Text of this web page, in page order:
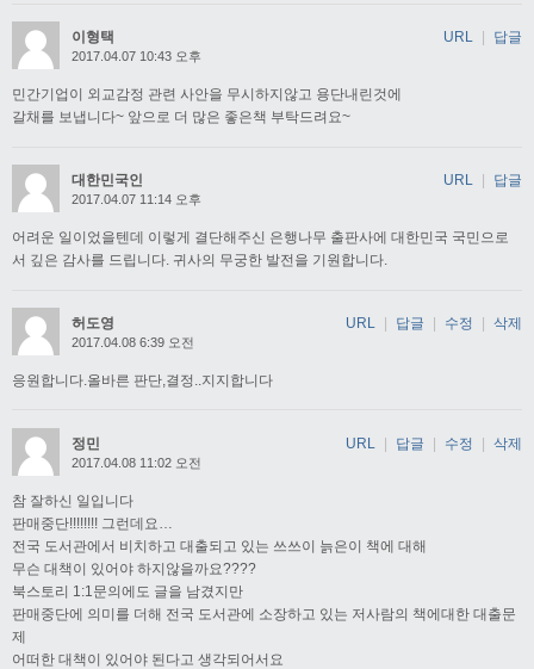
이형택
2017.04.07 10:43 오후
민간기업이 외교감정 관련 사안을 무시하지않고 용단내린것에
갈채를 보냅니다~ 앞으로 더 많은 좋은책 부탁드려요~
URL 답글
대한민국인
2017.04.07 11:14 오후
어려운 일이었을텐데 이렇게 결단해주신 은행나무 출판사에 대한민국 국민으로
서 깊은 감사를 드립니다. 귀사의 무궁한 발전을 기원합니다.
URL 답글
허도영
2017.04.08 6:39 오전
응원합니다.올바른 판단,결정..지지합니다
URL 답글 수정 삭제
정민
2017.04.08 11:02 오전
참 잘하신 일입니다
판매중단!!!!!!!! 그런데요…
전국 도서관에서 비치하고 대출되고 있는 쓰쓰이 늙은이 책에 대해
무슨 대책이 있어야 하지않을까요????
북스토리 1:1문의에도 글을 남겼지만
판매중단에 의미를 더해 전국 도서관에 소장하고 있는 저사람의 책에대한 대출문
제
어떠한 대책이 있어야 된다고 생각되어서요
URL | 답글 | 수정 | 삭제